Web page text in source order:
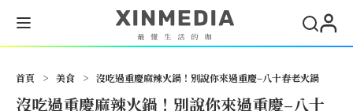
首頁 > 美食 > 沒吃過重慶麻辣火鍋！別說你來過重慶–八十春老火鍋
沒吃過重慶麻辣火鍋！別說你來過重慶–八十